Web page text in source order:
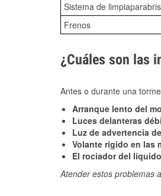
Sistema de
Frenos
¿Cuáles son las
Antes o durante una
Arranque lento del
Luces delanteras
Luz de advertencia
Volante rígido en las
El rociador del
Atender estos problemas